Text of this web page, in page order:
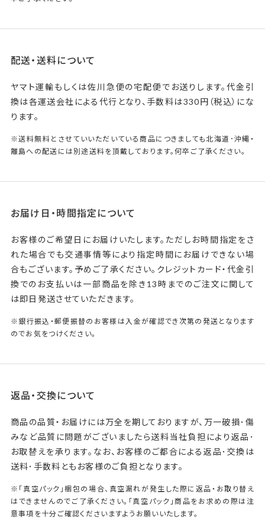
配送・送料について
ヤマト運輸もしくは佐川急便の宅配便でお送りします。代金引
換は各運送会社による代行となり、手数料は330円（税込）にな
ります。
※送料無料とさせていいただいている商品につきましても北海道･沖縄・
離島への配送には別途送料を頂戴しております。何卒ご了承ください。
お届け日・時間指定について
お客様のご希望日にお届けいたします。ただしお時間指定をさ
れた場合でも交通事情等により指定時間にお届けできない場
合もございます。予めご了承ください。クレジットカード・代金引
換でのお支払いは一部商品を除き13時までのご注文に関して
は即日発送させていただきます。
※銀行振込・郵便振替のお客様は入金が確認でき次第の発送となります
のでお気をつけください。
返品・交換について
商品の品質・お届けには万全を期しておりますが、万一破損･傷
みなど品質に問題がございましたら送料当社負担により返品･
お取替えを承ります。なお、お客様のご都合による返品･交換は
送料･手数料ともお客様のご負担となります。
※「真空パック」梱包の場合、真空漏れが発生した際に返品・お取り替え
はできませんのでご了承ください。「真空パック」商品をお求めの際は注
意事項を十分ご確認くださいますようお願いいたします。